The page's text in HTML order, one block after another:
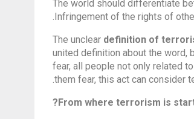
The world should differentiate
Infringement of the rights of
The unclear definition of
united definition about the word,
fear, all people not only related
them fear, this act can consider